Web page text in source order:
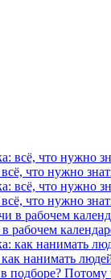
что нужно
что нужно
рабочем
как нанимать